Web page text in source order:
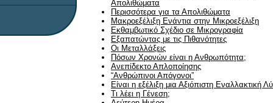
Απολιθώματα
Περισσότερα για τα Απολιθώματα
Μακροεξέλιξη Ενάντια στην Μικροεξέλιξη
Εκθαμβωτικό Σχέδιο σε Μικρογραφία
Εξαπατώντας με τις Πιθανότητες
Οι Μεταλλάξεις
Πόσων Χρονών είναι η Ανθρωπότητα;
Ανεπίδεκτο Απλοποίησης
“Ανθρώπινοι Απόγονοι”
Είναι η εξέλιξη μια Αξιόπιστη Εναλλακτική
Τι λέει η Γένεση;